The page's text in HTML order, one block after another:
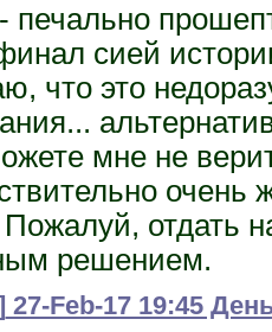
печально
сией
что это
мне не
очень
отдать
решением.
27-Feb-17 19:45